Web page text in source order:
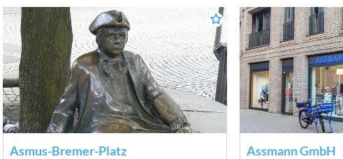
Kiel-Marketing
Asmus-Bremer-Platz Assmann GmbH